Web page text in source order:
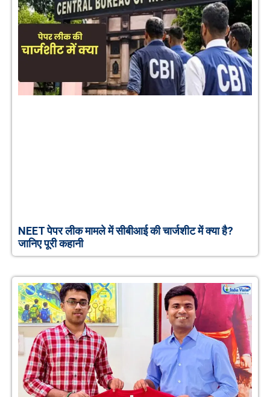
NEET पेपर लीक मामले में सीबीआई की चार्जशीट में क्या है?
जानिए पूरी कहानी